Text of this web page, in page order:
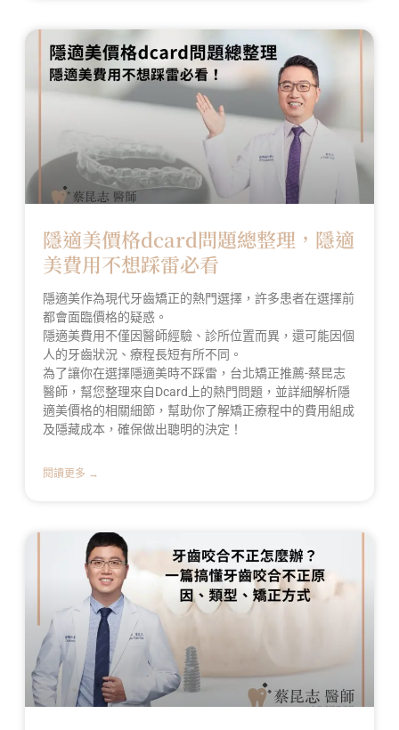
隱適美價格dcard問題總整理，隱適
美費用不想踩雷必看
隱適美作為現代牙齒矯正的熱門選擇，許多患者在選擇前
都會面臨價格的疑惑。
隱適美費用不僅因醫師經驗、診所位置而異，還可能因個
人的牙齒狀況、療程長短有所不同。
為了讓你在選擇隱適美時不踩雷，台北矯正推薦-蔡昆志
醫師，幫您整理來自Dcard上的熱門問題，並詳細解析隱
適美價格的相關細節，幫助你了解矯正療程中的費用組成
及隱藏成本，確保做出聰明的決定！
閱讀更多 →